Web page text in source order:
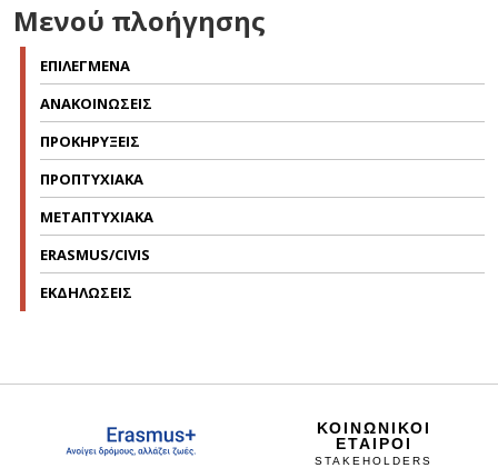
Μενού πλοήγησης
ΕΠΙΛΕΓΜΕΝΑ
ΑΝΑΚΟΙΝΩΣΕΙΣ
ΠΡΟΚΗΡΥΞΕΙΣ
ΠΡΟΠΤΥΧΙΑΚΑ
ΜΕΤΑΠΤΥΧΙΑΚΑ
ERASMUS/CIVIS
ΕΚΔΗΛΩΣΕΙΣ
ΚΟΙΝΩΝΙΚΟΙ
ΕΤΑΙΡΟΙ
STAKEHOLDERS